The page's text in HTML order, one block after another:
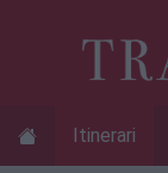
Itinerari